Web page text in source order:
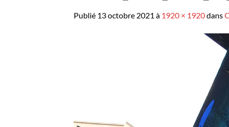
Publié 13 octobre 2021 à 1920 × 1920dans